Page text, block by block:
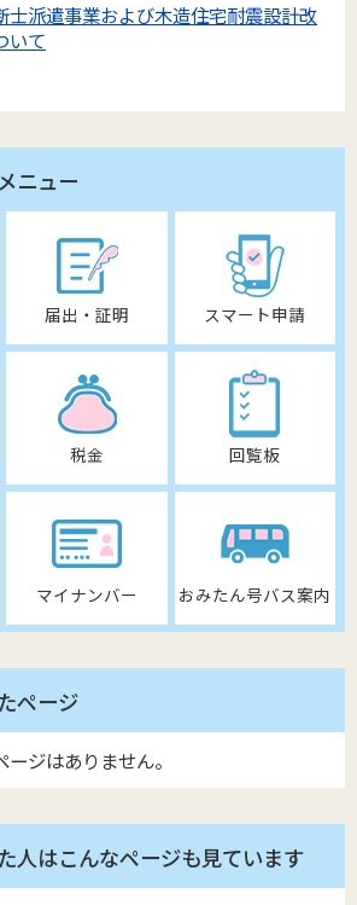
士派遣事業および木造住宅耐震設計改
いて
ニュー
届出・証明 スマート申請
税金 回覧板
マイナンバー おみたん号バス案内
ページ
ジはありません。
人はこんなページも見ています